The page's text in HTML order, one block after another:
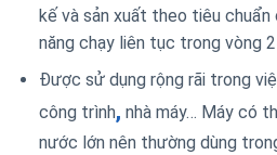
kế và sản xuất theo tiêu chuẩn
năng chạy liên tục trong vòng
Được sử dụng rộng rãi trong
công trình, nhà máy… Máy có
nước lớn nên thường dùng